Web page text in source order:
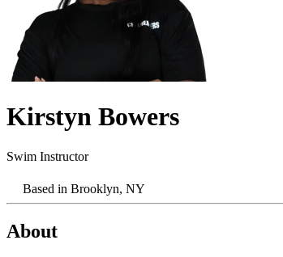
Kirstyn Bowers​​​​‌ ‍ ​‍​‍‌‍ ‌ ​‍‌‍‍‌‌‍‌ ‌‍‍‌‌‍ ‍​‍​‍​ ‍‍​‍​‍‌ ​ ‌‍​‌‌‍ ‍‌‍‍‌‌ ‌​‌ ‍‌​‍ ‍‌‍‍‌‌‍ ​‍​‍​‍ ​​‍​‍‌‍‍​‌ ​‍‌‍‌‌‌‍‌‍​‍​‍​ ‍‍​‍​‍‌‍‍​‌ ‌​‌ ‌​‌ ​​‌ ​ ​ ‍‍​‍ ​‍ ‌‍​ ‌‍‍​‌‍‌‌‌‍ ​‌ ​ ‌‍‌‌‌‍​‌‌ ​​‌‍‍‌‌‍‌‌‌ ​‍‌ ​ ​‍ ‍‌ ​ ‌‍​‌‌‍ ‍‌‍‍‌‌ ‌​‌ ‍‌​‍ ‍‌ ​ ‌ ‌​‌ ‌‌‌‍‌​‌‍‍‌‌‍ ​‍ ‌‍‍‌‌‍ ‍‌ ‌​‌‍‌‌‌‍ ‍‌ ‌​​‍ ‌‍‌‌‌‍‌​‌‍‍‌‌ ‌​​‍ ‌‍ ‌‌‍ ‌‍‌​‌‍‌‌​ ‌‌ ​​‌ ​‍‌‍‌‌‌ ​ ‌‍‌‌‌‍ ‍‌ ‌​‌‍​‌‌ ‌​‌‍‍‌‌‍ ‌‍ ‍​ ‍ ‌‍‍‌‌‍‌​​ ‌‌‍‌‍‌‍​‍​ ​‌‌‍​‌​ ​‍‌‍​‍​ ‍‌‌‍‌‍​‍ ‌‌‍​ ​ ‌‌‌‍​ ​ ‌‌​‍ ‌​ ‌​‌‍‌‍‌‍‌‌‌‍‌​​‍ ‌​ ‍​​ ​ ‌‍‌​​ ‌​​‍ ‌​ ​‌‌‍‌​​ ‍​‌‍‌​‌‍‌‍​ ‍‌‌‍​‌​ ​​​ ​‌‌‍​‍​ ​‌​ ‍‌​ ‍ ‌ ‌​‌ ‍‌‌ ​​‌‍‌‌​ ‌‌‍​ ‌‍ ‌‍​‌‌‍​ ‌‍‍​​ ‍ ‌ ​​‌‍​‌‌ ‌​‌‍‍​​ ‌‌‍ ‍‌‍​‌‌‍ ‌‌‍‌‌​ ‌‍​‍‌‍​‌‌ ​ ‌‍‌‌‌‌‌‌‌ ​‍‌‍ ​​ ‌‌‍‍​‌ ‌​‌ ‌​‌ ​​‌ ​ ​‍‌‌​ ​ ‌​​‌​‍‌‌​ ​‍‌​‌‍​‍‌‌​ ​‍‌​‌‍‌‍​ ‌‍‍​‌‍‌‌‌‍ ​‌ ​ ‌‍‌‌‌‍​‌‌ ​​‌‍‍‌‌‍‌‌‌ ​‍‌ ​ ​‍ ‍‌ ​ ‌‍​‌‌‍ ‍‌‍‍‌‌ ‌​‌ ‍‌​‍ ‍‌ ​ ‌ ‌​‌ ‌‌‌‍‌​‌‍‍‌‌‍ ​‍‌‍‌‍‍‌‌‍‌​​ ‌‌‍‌‍‌‍​‍​ ​‌‌‍​‌​ ​‍‌‍​‍​ ‍‌‌‍‌‍​‍ ‌‌‍​ ​ ‌‌‌‍​ ​ ‌‌​‍ ‌​ ‌​‌‍‌‍‌‍‌‌‌‍‌​​‍ ‌​ ‍​​ ​ ‌‍‌​​ ‌​​‍ ‌​ ​‌‌‍‌​​ ‍​‌‍‌​‌‍‌‍​ ‍‌‌‍​‌​ ​​​ ​‌‌‍​‍​ ​‌​ ‍‌​‍‌‍‌ ‌​‌ ‍‌‌ ​​‌‍‌‌​ ‌‌‍​ ‌‍ ‌‍​‌‌‍​ ‌‍‍​​‍‌‍‌ ​​‌‍​‌‌ ‌​‌‍‍​​ ‌‌‍ ‍‌‍​‌‌‍ ‌‌‍‌‌​‍‌‍‌ ​​‌‍‌‌‌ ​‍‌ ​ ‌ ​​‌‍‌‌‌‍​ ‌ ‌​‌‍‍‌‌ ‌‍‌‍‌‌​ ‌‌ ​​‌ ‌‌‌‍​‍‌‍ ​‌‍‍‌‌ ​ ‌‍‍​‌‍‌‌‌‍‌​​‍​‍‌ ‌
Swim Instructor ​​​​‌ ‍ ​‍​‍‌‍ ‌ ​‍‌‍‍‌‌‍‌ ‌‍‍‌‌‍ ‍​‍​‍​ ‍‍​‍​‍‌ ​ ‌‍​‌‌‍ ‍‌‍‍‌‌ ‌​‌ ‍‌​‍ ‍‌‍‍‌‌‍ ​‍​‍​‍ ​​‍​‍‌‍‍​‌ ​‍‌‍‌‌‌‍‌‍​‍​‍​ ‍‍​‍​‍‌‍‍​‌ ‌​‌ ‌​‌ ​​‌ ​ ​ ‍‍​‍ ​‍ ‌‍​ ‌‍‍​‌‍‌‌‌‍ ​‌ ​ ‌‍‌‌‌‍​‌‌ ​​‌‍‍‌‌‍‌‌‌ ​‍‌ ​ ​‍ ‍‌ ​ ‌‍​‌‌‍ ‍‌‍‍‌‌ ‌​‌ ‍‌​‍ ‍‌ ​ ‌ ‌​‌ ‌‌‌‍‌​‌‍‍‌‌‍ ​‍ ‌‍‍‌‌‍ ‍‌ ‌​‌‍‌‌‌‍ ‍‌ ‌​​‍ ‌‍‌‌‌‍‌​‌‍‍‌‌ ‌​​‍ ‌‍ ‌‌‍ ‌‍‌​‌‍‌‌​ ‌‌ ​​‌ ​‍‌‍‌‌‌ ​ ‌‍‌‌‌‍ ‍‌ ‌​‌‍​‌‌ ‌​‌‍‍‌‌‍ ‌‍ ‍​ ‍ ‌‍‍‌‌‍‌​​ ‌‌‍‌‍‌‍​‍​ ​‌‌‍​‌​ ​‍‌‍​‍​ ‍‌‌‍‌‍​‍ ‌‌‍​ ​ ‌‌‌‍​ ​ ‌‌​‍ ‌​ ‌​‌‍‌‍‌‍‌‌‌‍‌​​‍ ‌​ ‍​​ ​ ‌‍‌​​ ‌​​‍ ‌​ ​‌‌‍‌​​ ‍​‌‍‌​‌‍‌‍​ ‍‌‌‍​‌​ ​​​ ​‌‌‍​‍​ ​‌​ ‍‌​ ‍ ‌ ‌​‌ ‍‌‌ ​​‌‍‌‌​ ‌‌‍​ ‌‍ ‌‍​‌‌‍​ ‌‍‍​​ ‍ ‌ ​​‌‍​‌‌ ‌​‌‍‍​​ ‌‌ ‌​‌‍‍‌‌ ‌​‌‍ ​‌‍‌‌​ ‌‍​‍‌‍​‌‌ ​ ‌‍‌‌‌‌‌‌‌ ​‍‌‍ ​​ ‌‌‍‍​‌ ‌​‌ ‌​‌ ​​‌ ​ ​‍‌‌​ ​ ‌​​‌​‍‌‌​ ​‍‌​‌‍​‍‌‌​ ​‍‌​‌‍‌‍​ ‌‍‍​‌‍‌‌‌‍ ​‌ ​ ‌‍‌‌‌‍​‌‌ ​​‌‍‍‌‌‍‌‌‌ ​‍‌ ​ ​‍ ‍‌ ​ ‌‍​‌‌‍ ‍‌‍‍‌‌ ‌​‌ ‍‌​‍ ‍‌ ​ ‌ ‌​‌ ‌‌‌‍‌​‌‍‍‌‌‍ ​‍‌‍‌‍‍‌‌‍‌​​ ‌‌‍‌‍‌‍​‍​ ​‌‌‍​‌​ ​‍‌‍​‍​ ‍‌‌‍‌‍​‍ ‌‌‍​ ​ ‌‌‌‍​ ​ ‌‌​‍ ‌​ ‌​‌‍‌‍‌‍‌‌‌‍‌​​‍ ‌​ ‍​​ ​ ‌‍‌​​ ‌​​‍ ‌​ ​‌‌‍‌​​ ‍​‌‍‌​‌‍‌‍​ ‍‌‌‍​‌​ ​​​ ​‌‌‍​‍​ ​‌​ ‍‌​‍‌‍‌ ‌​‌ ‍‌‌ ​​‌‍‌‌​ ‌‌‍​ ‌‍ ‌‍​‌‌‍​ ‌‍‍​​‍‌‍‌ ​​‌‍​‌‌ ‌​‌‍‍​​ ‌‌ ‌​‌‍‍‌‌ ‌​‌‍ ​‌‍‌‌​‍‌‍‌ ​​‌‍‌‌‌ ​‍‌ ​ ‌ ​​‌‍‌‌‌‍​ ‌ ‌​‌‍‍‌‌ ‌‍‌‍‌‌​ ‌‌ ​​‌ ‌‌‌‍​‍‌‍ ​‌‍‍‌‌ ​ ‌‍‍​‌‍‌‌‌‍‌​​‍​‍‌ ‌
Based in Brooklyn, NY​​​​‌ ‍ ​‍​‍‌‍ ‌ ​‍‌‍‍‌‌‍‌ ‌‍‍‌‌‍ ‍​‍​‍​ ‍‍​‍​‍‌ ​ ‌‍​‌‌‍ ‍‌‍‍‌‌ ‌​‌ ‍‌​‍ ‍‌‍‍‌‌‍ ​‍​‍​‍ ​​‍​‍‌‍‍​‌ ​‍‌‍‌‌‌‍‌‍​‍​‍​ ‍‍​‍​‍‌‍‍​‌ ‌​‌ ‌​‌ ​​‌ ​ ​ ‍‍​‍ ​‍ ‌‍​ ‌‍‍​‌‍‌‌‌‍ ​‌ ​ ‌‍‌‌‌‍​‌‌ ​​‌‍‍‌‌‍‌‌‌ ​‍‌ ​ ​‍ ‍‌ ​ ‌‍​‌‌‍ ‍‌‍‍‌‌ ‌​‌ ‍‌​‍ ‍‌ ​ ‌ ‌​‌ ‌‌‌‍‌​‌‍‍‌‌‍ ​‍ ‌‍‍‌‌‍ ‍‌ ‌​‌‍‌‌‌‍ ‍‌ ‌​​‍ ‌‍‌‌‌‍‌​‌‍‍‌‌ ‌​​‍ ‌‍ ‌‌‍ ‌‍‌​‌‍‌‌​ ‌‌ ​​‌ ​‍‌‍‌‌‌ ​ ‌‍‌‌‌‍ ‍‌ ‌​‌‍​‌‌ ‌​‌‍‍‌‌‍ ‌‍ ‍​ ‍ ‌‍‍‌‌‍‌​​ ‌‌‍‌‍‌‍​‍​ ​‌‌‍​‌​ ​‍‌‍​‍​ ‍‌‌‍‌‍​‍ ‌‌‍​ ​ ‌‌‌‍​ ​ ‌‌​‍ ‌​ ‌​‌‍‌‍‌‍‌‌‌‍‌​​‍ ‌​ ‍​​ ​ ‌‍‌​​ ‌​​‍ ‌​ ​‌‌‍‌​​ ‍​‌‍‌​‌‍‌‍​ ‍‌‌‍​‌​ ​​​ ​‌‌‍​‍​ ​‌​ ‍‌​ ‍ ‌ ‌​‌ ‍‌‌ ​​‌‍‌‌​ ‌‌‍​ ‌‍ ‌‍​‌‌‍​ ‌‍‍​​ ‍ ‌ ​​‌‍​‌‌ ‌​‌‍‍​​ ‌‌‍ ​‌‍ ‌‍​ ‌‍​‌‌ ‌​‌‍‍‌‌‍ ‌‍ ‍​ ‌‍​‍‌‍​‌‌ ​ ‌‍‌‌‌‌‌‌‌ ​‍‌‍ ​​ ‌‌‍‍​‌ ‌​‌ ‌​‌ ​​‌ ​ ​‍‌‌​ ​ ‌​​‌​‍‌‌​ ​‍‌​‌‍​‍‌‌​ ​‍‌​‌‍‌‍​ ‌‍‍​‌‍‌‌‌‍ ​‌ ​ ‌‍‌‌‌‍​‌‌ ​​‌‍‍‌‌‍‌‌‌ ​‍‌ ​ ​‍ ‍‌ ​ ‌‍​‌‌‍ ‍‌‍‍‌‌ ‌​‌ ‍‌​‍ ‍‌ ​ ‌ ‌​‌ ‌‌‌‍‌​‌‍‍‌‌‍ ​‍‌‍‌‍‍‌‌‍‌​​ ‌‌‍‌‍‌‍​‍​ ​‌‌‍​‌​ ​‍‌‍​‍​ ‍‌‌‍‌‍​‍ ‌‌‍​ ​ ‌‌‌‍​ ​ ‌‌​‍ ‌​ ‌​‌‍‌‍‌‍‌‌‌‍‌​​‍ ‌​ ‍​​ ​ ‌‍‌​​ ‌​​‍ ‌​ ​‌‌‍‌​​ ‍​‌‍‌​‌‍‌‍​ ‍‌‌‍​‌​ ​​​ ​‌‌‍​‍​ ​‌​ ‍‌​‍‌‍‌ ‌​‌ ‍‌‌ ​​‌‍‌‌​ ‌‌‍​ ‌‍ ‌‍​‌‌‍​ ‌‍‍​​‍‌‍‌ ​​‌‍​‌‌ ‌​‌‍‍​​ ‌‌‍ ​‌‍ ‌‍​ ‌‍​‌‌ ‌​‌‍‍‌‌‍ ‌‍ ‍​‍‌‍‌ ​​‌‍‌‌‌ ​‍‌ ​ ‌ ​​‌‍‌‌‌‍​ ‌ ‌​‌‍‍‌‌ ‌‍‌‍‌‌​ ‌‌ ​​‌ ‌‌‌‍​‍‌‍ ​‌‍‍‌‌ ​ ‌‍‍​‌‍‌‌‌‍‌​​‍​‍‌ ‌
About